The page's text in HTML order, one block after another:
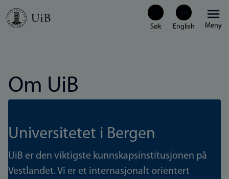
Hopp
Meny
Om UiB
Universitetet i Bergen
UiB er den viktigste kunnskapsinstitusjonen på
Vestlandet. Vi er et internasjonalt orientert